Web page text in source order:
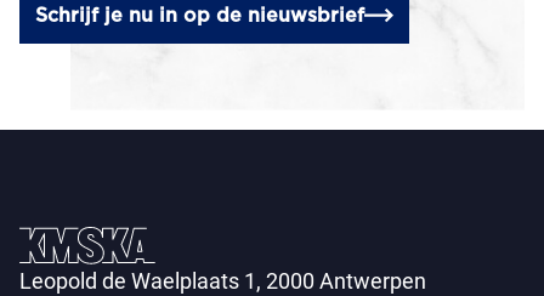
Schrijf je nu in op de nieuwsbrief
Leopold de Waelplaats 1, 2000 Antwerpen